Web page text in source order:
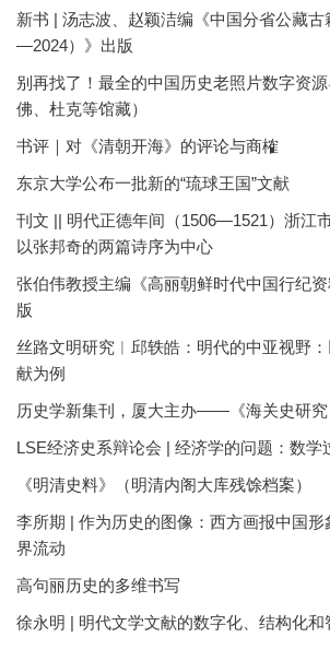
新书 | 汤志波、赵颖洁编《中国分省公藏古
—2024）》出版
别再找了！最全的中国历史老照片数字资
佛、杜克等馆藏）
书评｜对《清朝开海》的评论与商榷
东京大学公布一批新的“琉球王国”文献
刊文 || 明代正德年间（1506—1521）浙
以张邦奇的两篇诗序为中心
张伯伟教授主编《高丽朝鲜时代中国行纪
版
丝路文明研究︱邱轶皓：明代的中亚视野
献为例
历史学新集刊，厦大主办——《海关史研究
LSE经济史系辩论会 | 经济学的问题：数学
《明清史料》（明清内阁大库残馀档案）
李所期 | 作为历史的图像：西方画报中国
界流动
高句丽历史的多维书写
徐永明 | 明代文学文献的数字化、结构化和